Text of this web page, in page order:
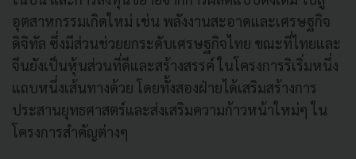
อุตสาหกรรมเกิดใหม่ เช่น พลังงานสะอาดและเศรษฐกิจ
ดิจิทัล ซึ่งมีส่วนช่วยยกระดับเศรษฐกิจไทย ขณะที่ไทยและ
จีนยังเป็นหุ้นส่วนที่ดีและสร้างสรรค์ ในโครงการริเริ่มหนึ่ง
แถบหนึ่งเส้นทางด้วย โดยทั้งสองฝ่ายได้เสริมสร้างการ
ประสานยุทธศาสตร์และส่งเสริมความก้าวหน้าใหม่ๆ ใน
โครงการสำคัญต่างๆ